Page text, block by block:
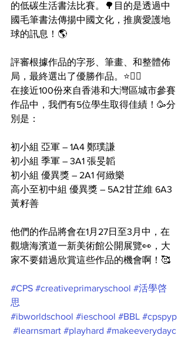
的低碳生活書法比賽。🌳目的是透過中
國毛筆書法傳揚中國文化，推廣愛護地
球的訊息！🌎
評審根據作品的字形、筆畫、和整體佈
局，最終選出了優勝作品。⭐️👍🏻
在接近100份來自香港和大灣區城市參賽
作品中，我們有5位學生取得佳績！🥳分
別是：
初小組 亞軍 – 1A4 鄭璞謙
初小組 季軍 – 3A1 張旻韜
初小組 優異獎 – 2A1 何緻樂
高小至初中組 優異獎 – 5A2甘芷維 6A3
黃籽善
他們的作品將會在1月27日至3月中，在
觀塘海濱道一新美術館公開展覽👀，大
家不要錯過欣賞這些作品的機會啊！🥰
#CPS #creativeprimaryschool #活學啓
思
#ibworldschool #ieschool #BBL #cpspyp
#learnsmart #playhard #makeeverydayc